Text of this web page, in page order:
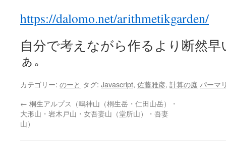
https://dalomo.net/arithmetikgarden/
自分で考えながら作るより断然
ぁ。
カテゴリー: のーと タグ: Javascript, 佐藤雅彦, 計算の庭 パーマ
← 桐生アルプス（鳴神山（桐生岳・仁田山岳）・
大形山・岩木戸山・女吾妻山（堂所山）・吾妻
山）